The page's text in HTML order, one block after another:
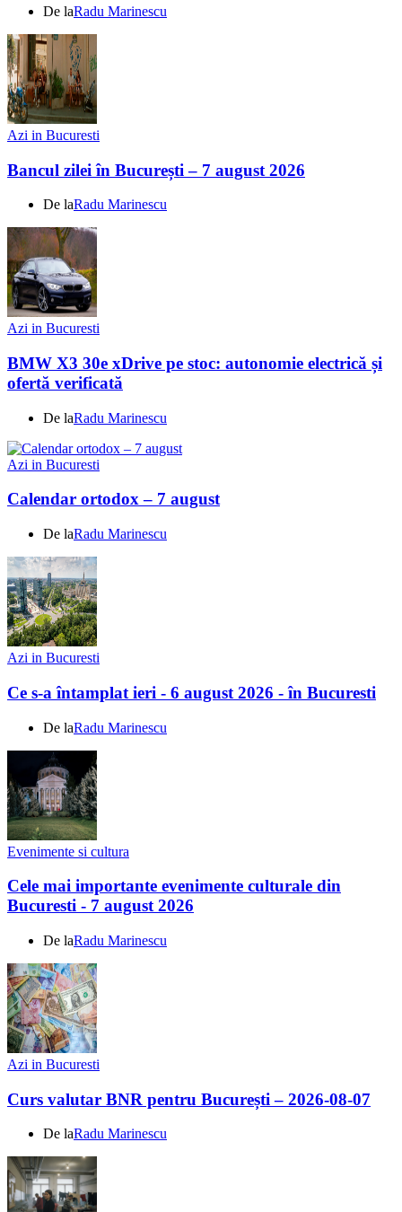
De laRadu Marinescu
Azi in Bucuresti
Bancul zilei în București – 7 august 2026
De laRadu Marinescu
Azi in Bucuresti
BMW X3 30e xDrive pe stoc: autonomie electrică și
ofertă verificată
De laRadu Marinescu
Azi in Bucuresti
Calendar ortodox – 7 august
De laRadu Marinescu
Azi in Bucuresti
Ce s-a întamplat ieri - 6 august 2026 - în Bucuresti
De laRadu Marinescu
Evenimente si cultura
Cele mai importante evenimente culturale din
Bucuresti - 7 august 2026
De laRadu Marinescu
Azi in Bucuresti
Curs valutar BNR pentru București – 2026-08-07
De laRadu Marinescu